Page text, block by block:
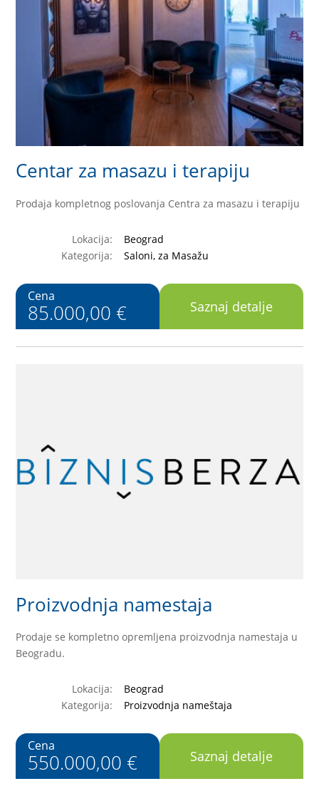
Centar za masazu i terapiju
Prodaja kompletnog poslovanja Centra za masazu i terapiju
Lokacija:
Beograd
Kategorija:
Saloni, za Masažu
Cena
85.000,00 € Saznaj detalje
Proizvodnja namestaja
Prodaje se kompletno opremljena proizvodnja namestaja u
Beogradu.
Lokacija:
Beograd
Kategorija:
Proizvodnja nameštaja
Cena
550.000,00 € Saznaj detalje